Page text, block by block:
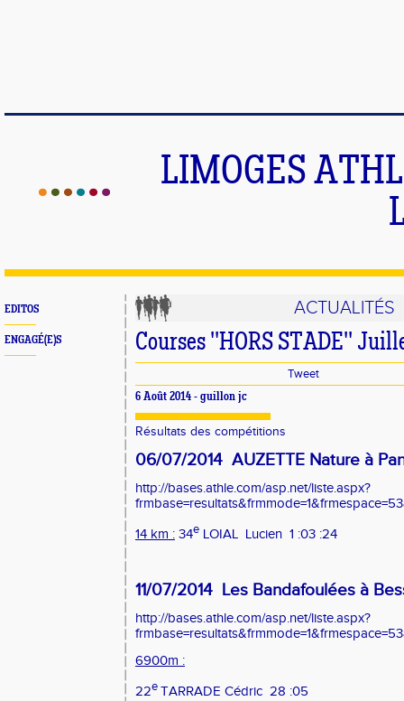
LIMOGES
EDITOS
ENGAGÉ(E)S
ACTUALITÉS
Courses ''HORS STADE''
Tweet
6 Août 2014 - guillon jc
Résultats des compétitions
06/07/2014 AUZETTE Nature à
http://bases.athle.com/asp.net/liste.aspx?
14 km : 34e LOIAL Lucien 1 :03 :24
11/07/2014 Les Bandafoulées à
http://bases.athle.com/asp.net/liste.aspx?
6900m :
22e TARRADE Cédric 28 :05